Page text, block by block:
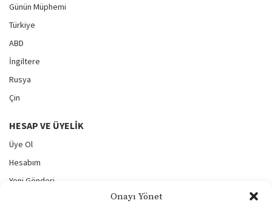
Onayı Yönet
Günün Müphemi
Türkiye
ABD
İngiltere
Rusya
Çin
HESAP VE ÜYELIK
Üye Ol
Hesabım
Yeni Gönderi